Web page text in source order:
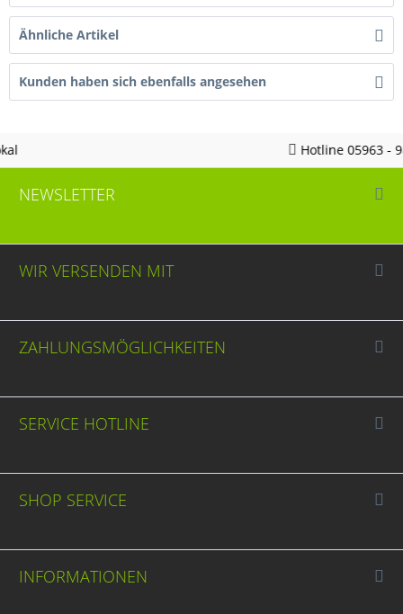
Ähnliche Artikel
Kunden haben sich ebenfalls angesehen
Hotline 05963 - 982823
NEWSLETTER
WIR VERSENDEN MIT
ZAHLUNGSMÖGLICHKEITEN
SERVICE HOTLINE
SHOP SERVICE
INFORMATIONEN